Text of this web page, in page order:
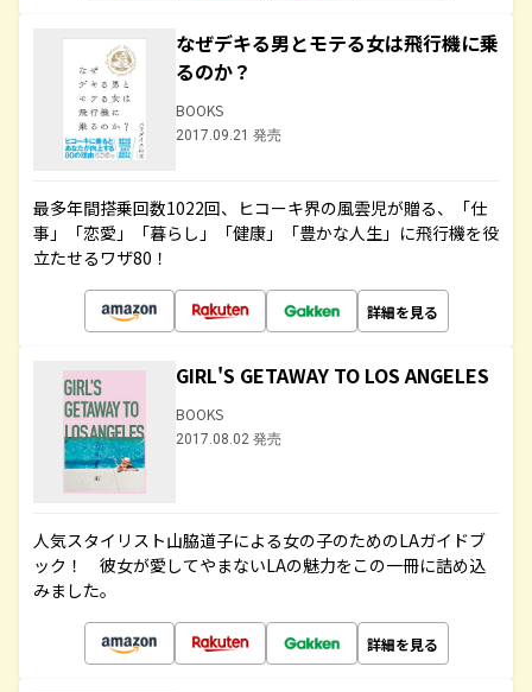
なぜデキる男とモテる女は飛行機に乗
るのか？
BOOKS
2017.09.21 発売
最多年間搭乗回数1022回、ヒコーキ界の風雲児が贈る、「仕
事」「恋愛」「暮らし」「健康」「豊かな人生」に飛行機を役
立たせるワザ80！
詳細を見る
GIRL'S GETAWAY TO LOS ANGELES
BOOKS
2017.08.02 発売
人気スタイリスト山脇道子による女の子のためのLAガイドブ
ック！ 彼女が愛してやまないLAの魅力をこの一冊に詰め込
みました。
詳細を見る